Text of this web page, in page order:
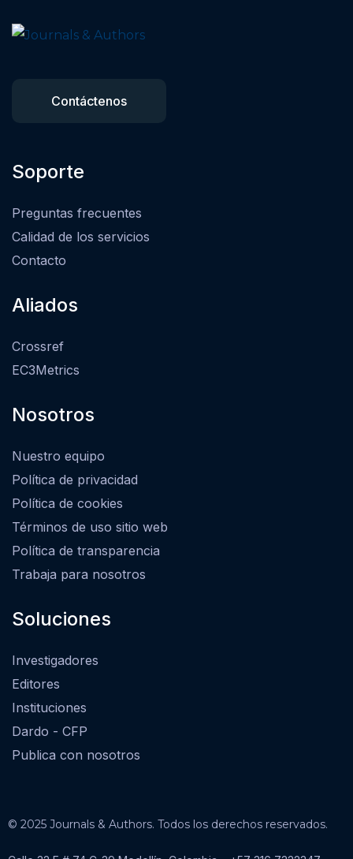
Contáctenos
Soporte
Preguntas frecuentes
Calidad de los servicios
Contacto
Aliados
Crossref
EC3Metrics
Nosotros
Nuestro equipo
Política de privacidad
Política de cookies
Términos de uso sitio web
Política de transparencia
Trabaja para nosotros
Soluciones
Investigadores
Editores
Instituciones
Dardo - CFP
Publica con nosotros
© 2025 Journals & Authors. Todos los derechos reservados.